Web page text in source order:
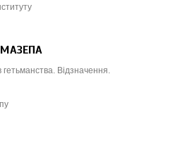
МАЗЕПА
Відзначення.